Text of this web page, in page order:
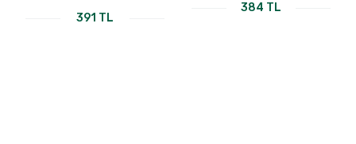
391 TL
384 TL